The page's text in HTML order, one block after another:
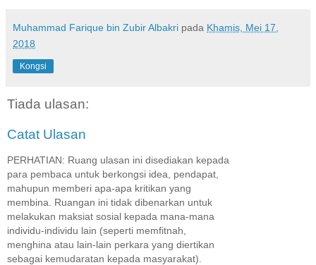
Muhammad Farique bin Zubir Albakri pada Khamis, Mei 17,
2018
Kongsi
Tiada ulasan:
Catat Ulasan
PERHATIAN: Ruang ulasan ini disediakan kepada
para pembaca untuk berkongsi idea, pendapat,
mahupun memberi apa-apa kritikan yang
membina. Ruangan ini tidak dibenarkan untuk
melakukan maksiat sosial kepada mana-mana
individu-individu lain (seperti memfitnah,
menghina atau lain-lain perkara yang diertikan
sebagai kemudaratan kepada masyarakat).